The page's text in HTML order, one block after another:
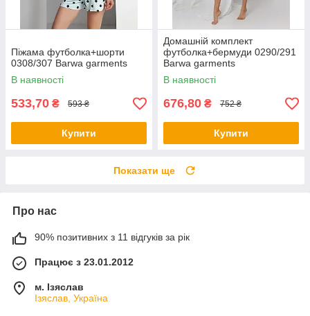
Піжама футболка+шорти
0308/307 Barwa garments
В наявності
533,70 ₴ 593 ₴
Купити
Домашній комплект
футболка+бермуди 0290/291
Barwa garments
В наявності
676,80 ₴ 752 ₴
Купити
Показати ще
Про нас
90% позитивних з 11 відгуків за рік
Працює з 23.01.2012
м. Ізяслав
Ізяслав, Україна